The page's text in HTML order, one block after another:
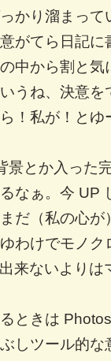
かり溜まっ
がてら日記
中から割と
うね、決意
！私が！と
景とか入った
なぁ。今 UP
だ（私の心
わけでモノ
来ないよりは
ときは
しツール的な